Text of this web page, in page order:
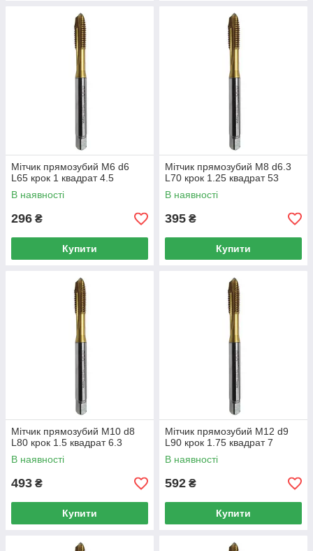
Мітчик прямозубий M6 d6
L65 крок 1 квадрат 4.5
В наявності
296 ₴
Купити
Мітчик прямозубий M8 d6.3
L70 крок 1.25 квадрат 53
В наявності
395 ₴
Купити
Мітчик прямозубий M10 d8
L80 крок 1.5 квадрат 6.3
В наявності
493 ₴
Купити
Мітчик прямозубий M12 d9
L90 крок 1.75 квадрат 7
В наявності
592 ₴
Купити